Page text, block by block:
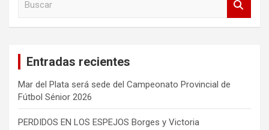
Entradas recientes
Mar del Plata será sede del Campeonato Provincial de
Fútbol Sénior 2026
PERDIDOS EN LOS ESPEJOS Borges y Victoria